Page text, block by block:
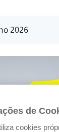
2026
de
cookies